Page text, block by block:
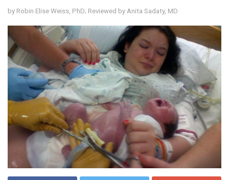
by Robin Elise Weiss, PhD; Reviewed by Anita Sadaty, MD